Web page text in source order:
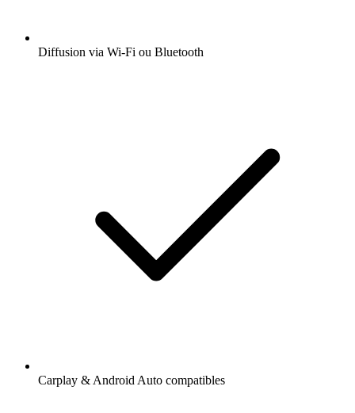
Diffusion via Wi-Fi ou Bluetooth
Carplay & Android Auto compatibles